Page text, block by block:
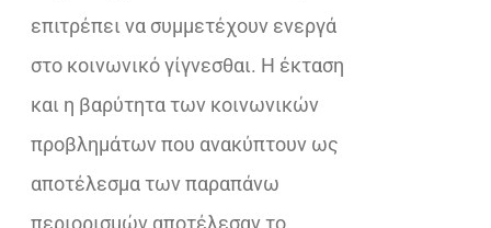
επιτρέπει να συμμετέχουν ενεργά
στο κοινωνικό γίγνεσθαι. Η έκταση
και η βαρύτητα των κοινωνικών
προβλημάτων που ανακύπτουν ως
αποτέλεσμα των παραπάνω
περιορισμών αποτέλεσαν το